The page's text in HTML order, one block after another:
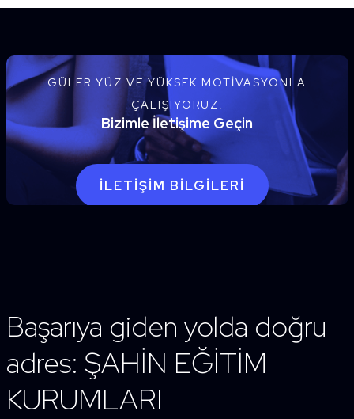
GÜLER YÜZ VE YÜKSEK MOTIVASYONLA
ÇALIŞIYORUZ.
Bizimle İletişime Geçin
İLETIŞIM BILGILERI
Başarıya giden yolda doğru
adres: ŞAHİN EĞİTİM
KURUMLARI